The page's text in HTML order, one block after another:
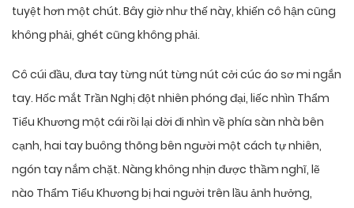
tuyệt hơn một chút. Bây giờ như thế này, khiến cô hận cũng
không phải, ghét cũng không phải.
Cô cúi đầu, đưa tay từng nút từng nút cởi cúc áo sơ mi ngắn
tay. Hốc mắt Trần Nghị đột nhiên phóng đại, liếc nhìn Thẩm
Tiểu Khương một cái rồi lại dời đi nhìn về phía sàn nhà bên
cạnh, hai tay buông thõng bên người một cách tự nhiên,
ngón tay nắm chặt. Nàng không nhịn được thầm nghĩ, lẽ
nào Thẩm Tiểu Khương bị hai người trên lầu ảnh hưởng,